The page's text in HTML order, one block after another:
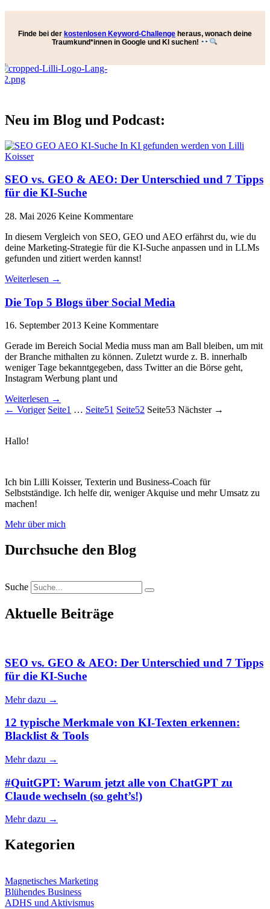
Finde bei der kostenlosen Keyword-Challenge heraus, wonach deine
Traumkund*innenin Google und KI suchen!
Neu im Blog und Podcast:
SEO vs. GEO & AEO: Der Unterschied und 7 Tipps
für die KI-Suche
28. Mai 2026 Keine Kommentare
In diesem Vergleich von SEO, GEO und AEO erfährst du, wie du
deine Marketing-Strategie für die KI-Suche anpassen und in LLMs
gefunden und zitiert werden kannst!
Weiterlesen →
Die Top 5 Blogs über Social Media
16. September 2013 Keine Kommentare
Gerade im Bereich Social Media muss man am Ball bleiben, um mit
der Branche mithalten zu können. Zuletzt wurde z. B. innerhalb
weniger Tage bekanntgegeben, dass Twitter an die Börse geht,
Instagram Werbung plant und
Weiterlesen →
← Voriger Seite1 … Seite51 Seite52 Seite53 Nächster →
Hallo!
Ich bin Lilli Koisser, Texterin und Business-Coach für
Selbstständige. Ich helfe dir, weniger Akquise und mehr Umsatz zu
machen!
Mehr über mich
Durchsuche den Blog
Suche
Aktuelle Beiträge
SEO vs. GEO & AEO: Der Unterschied und 7 Tipps
für die KI-Suche
Mehr dazu →
12 typische Merkmale von KI-Texten erkennen:
Blacklist & Tools
Mehr dazu →
#QuitGPT: Warum jetzt alle von ChatGPT zu
Claude wechseln (so geht’s!)
Mehr dazu →
Kategorien
Magnetisches Marketing
Blühendes Business
ADHS und Aktivismus